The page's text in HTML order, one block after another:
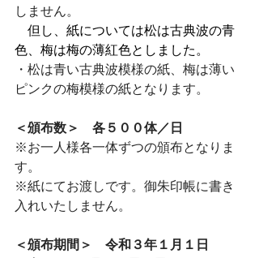
しません。
但し、紙については松は古典波の青
色、梅は梅の薄紅色としました。
・松は青い古典波模様の紙、梅は薄い
ピンクの梅模様の紙となります。
＜頒布数＞　各５００体／日⠀⁠⠀
※お一人様各一体ずつの頒布となりま
す。⁠⠀
※紙にてお渡しです。御朱印帳に書き
入れいたしません。⠀⠀⁠⠀⁠⠀
＜頒布期間＞　令和３年１月１日